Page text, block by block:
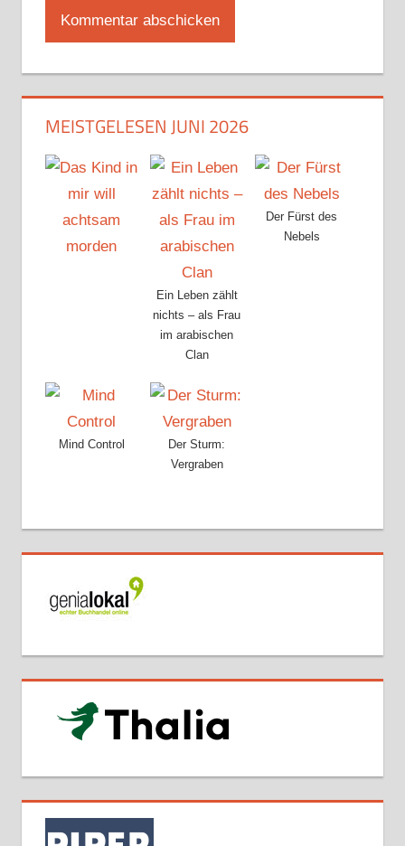
MEISTGELESEN JUNI 2026
Ein Leben zählt
nichts – als Frau
im arabischen
Clan
Der Fürst des
Nebels
Mind Control
Der Sturm:
Vergraben